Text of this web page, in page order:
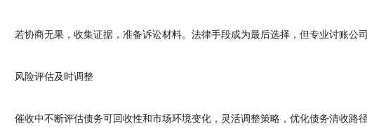
若协商无果，收集证据，准备诉讼材料。法律手段成为最后选择，但专业讨账公司
风险评估及时调整
催收中不断评估债务可回收性和市场环境变化，灵活调整策略，优化债务清收路径